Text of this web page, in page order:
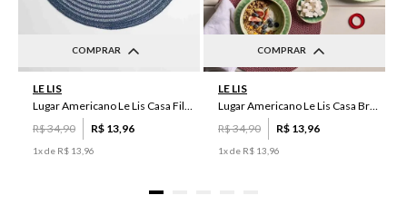
COMPRAR
LE LIS
Lugar Americano Le Lis Casa Filipa
R$34,90 R$ 13 96
1x de R$ 13 96
COMPRAR
LE LIS
Lugar Americano Le Lis Casa Brenda
R$34,90 R$ 13 96
1x de R$ 13 96